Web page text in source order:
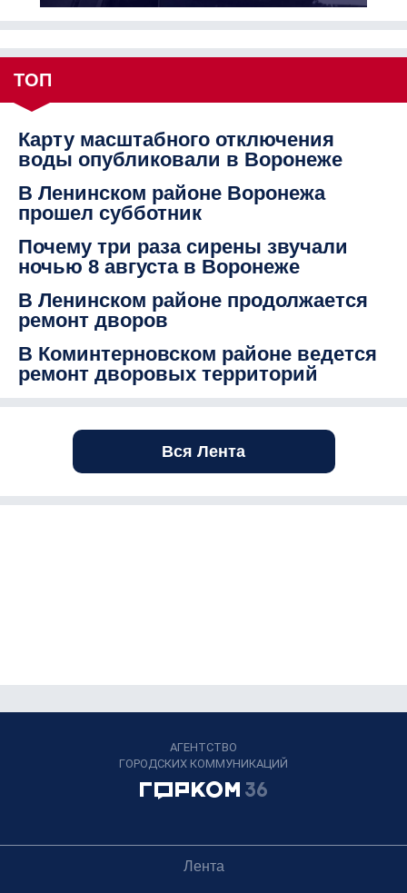
ТОП
Карту масштабного отключения
воды опубликовали в Воронеже
В Ленинском районе Воронежа
прошел субботник
Почему три раза сирены звучали
ночью 8 августа в Воронеже
В Ленинском районе продолжается
ремонт дворов
В Коминтерновском районе ведется
ремонт дворовых территорий
Вся Лента
АГЕНТСТВО
ГОРОДСКИХ КОММУНИКАЦИЙ
Лента